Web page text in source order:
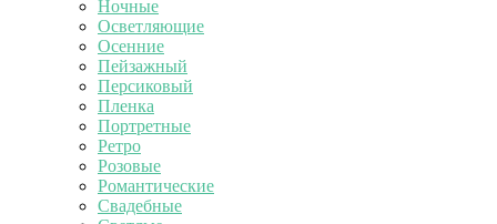
Ночные
Осветляющие
Осенние
Пейзажный
Персиковый
Пленка
Портретные
Ретро
Розовые
Романтические
Свадебные